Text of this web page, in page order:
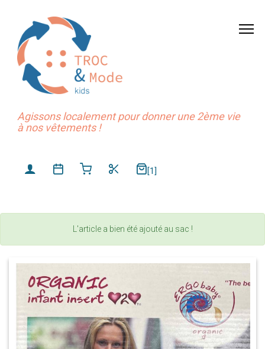
Agissons localement pour donner une 2ème vie
à nos vêtements !
[1]
L'article a bien été ajouté au sac !